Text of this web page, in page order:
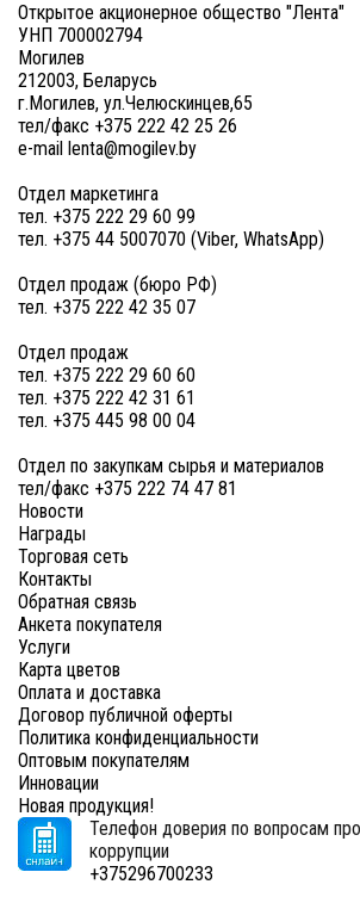
Открытое акционерное общество "Лента"
УНП 700002794
Могилев
212003, Беларусь
г.Могилев, ул.Челюскинцев,65
тел/факс +375 222 42 25 26
e-mail lenta@mogilev.by
Отдел маркетинга
тел. +375 222 29 60 99
тел. +375 44 5007070 (Viber, WhatsApp)
Отдел продаж (бюро РФ)
тел. +375 222 42 35 07
Отдел продаж
тел. +375 222 29 60 60
тел. +375 222 42 31 61
тел. +375 445 98 00 04
Отдел по закупкам сырья и материалов
тел/факс +375 222 74 47 81
Новости
Награды
Торговая сеть
Контакты
Обратная связь
Анкета покупателя
Услуги
Карта цветов
Оплата и доставка
Договор публичной оферты
Политика конфиденциальности
Оптовым покупателям
Инновации
Новая продукция!
Телефон доверия по вопросам
коррупции
+375296700233